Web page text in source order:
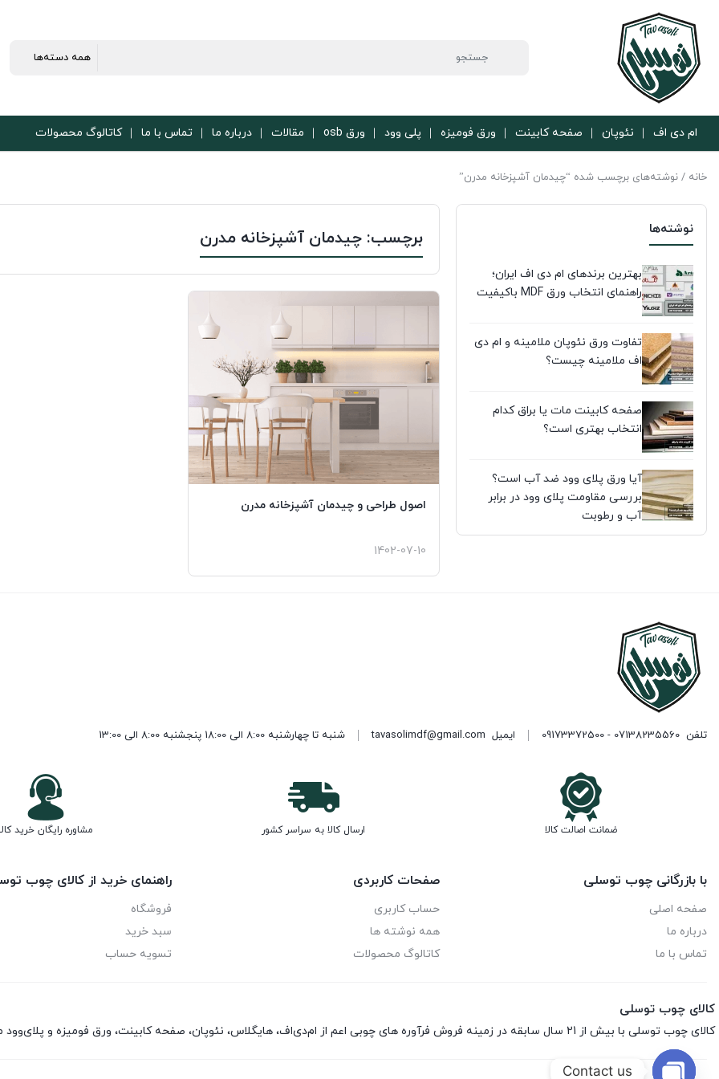
ام دی اف نئوپان صفحه کابینت ورق فومیزه پلی وود ورق osb مقالات درباره ما تماس با ما کاتالوگ محصولات
خانه / نوشته‌های برچسب شده “چیدمان آشپزخانه مدرن”
نوشته‌ها
بهترین برندهای ام دی اف ایران؛
راهنمای انتخاب ورق MDF باکیفیت
تفاوت ورق نئوپان ملامینه و ام دی
اف ملامینه چیست؟
صفحه کابینت مات یا براق کدام
انتخاب بهتری است؟
آیا ورق پلای وود ضد آب است؟
بررسی مقاومت پلای وود در برابر
آب و رطوبت
برچسب:چیدمان آشپزخانه مدرن
اصول طراحی و چیدمان آشپزخانه مدرن
1402-07-10
تلفن 07138235560 - 09173372500 ایمیل tavasolimdf@gmail.com شنبه تا چهارشنبه 8:00 الی 18:00 پنجشنبه 8:00 الی 13:00
ضمانت اصالت کالا ارسال کالا به سراسر کشور مشاوره رایگان خرید
با بازرگانی چوب توسلی
صفحه اصلی
درباره ما
تماس با ما
صفحات کاربردی
حساب کاربری
همه نوشته ها
کاتالوگ محصولات
راهنمای خرید از کالای چوب
فروشگاه
سبد خرید
تسویه حساب
کالای چوب توسلی
کالای چوب توسلی با بیش از 21 سال سابقه در زمینه فروش فرآوره های چوبی اعم از ام‌دی‌اف، هایگلاس، نئوپان، صفحه کابینت، ورق فومیزه و پلای‌وود می باشد.
Contact us